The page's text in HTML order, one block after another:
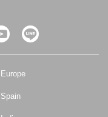
Europe
Spain